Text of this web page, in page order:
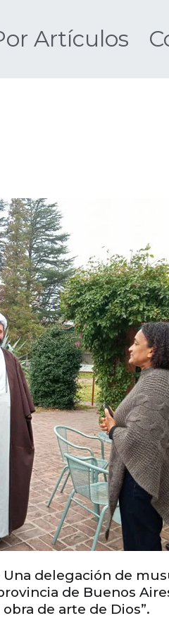
Artículos
Una delegación de
de Buenos
de arte de Dios”.